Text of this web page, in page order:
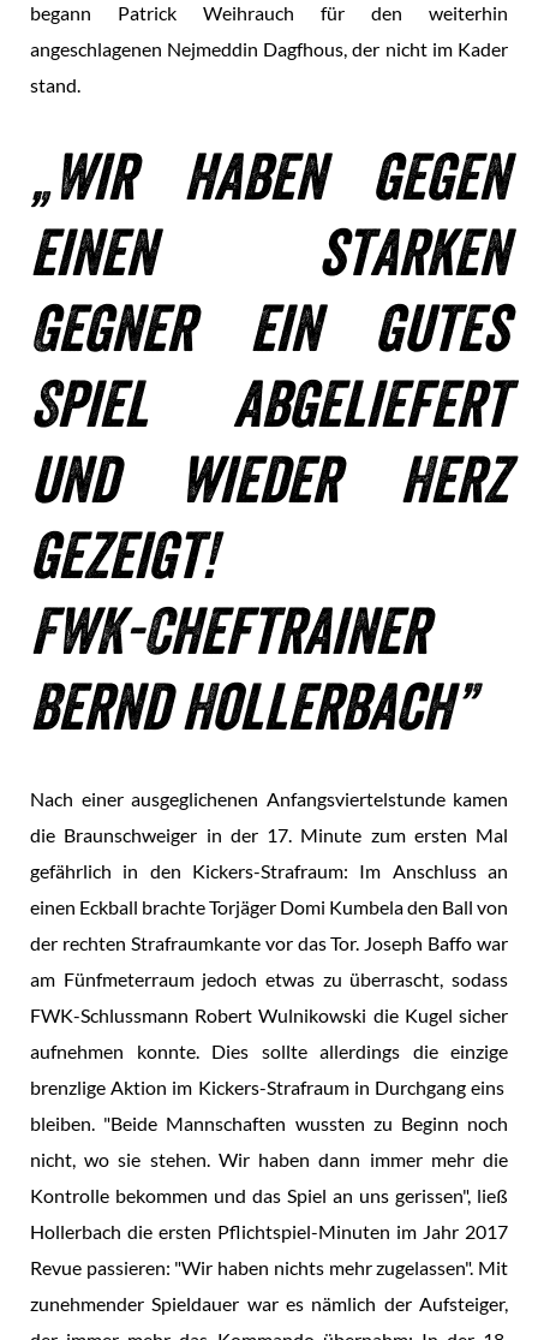
begann Patrick Weihrauch für den weiterhin
angeschlagenen Nejmeddin Dagfhous, der nicht im Kader
stand.
Wir haben gegen
einen starken
Gegner ein gutes
Spiel abgeliefert
und wieder Herz
gezeigt!
FWK-Cheftrainer
Bernd Hollerbach
Nach einer ausgeglichenen Anfangsviertelstunde kamen
die Braunschweiger in der 17. Minute zum ersten Mal
gefährlich in den Kickers-Strafraum: Im Anschluss an
einen Eckball brachte Torjäger Domi Kumbela den Ball von
der rechten Strafraumkante vor das Tor. Joseph Baffo war
am Fünfmeterraum jedoch etwas zu überrascht, sodass
FWK-Schlussmann Robert Wulnikowski die Kugel sicher
aufnehmen konnte. Dies sollte allerdings die einzige
brenzlige Aktion im Kickers-Strafraum in Durchgang eins
bleiben. "Beide Mannschaften wussten zu Beginn noch
nicht, wo sie stehen. Wir haben dann immer mehr die
Kontrolle bekommen und das Spiel an uns gerissen", ließ
Hollerbach die ersten Pflichtspiel-Minuten im Jahr 2017
Revue passieren: "Wir haben nichts mehr zugelassen". Mit
zunehmender Spieldauer war es nämlich der Aufsteiger,